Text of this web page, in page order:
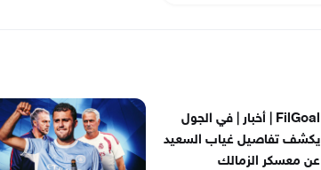
FilGoal | أخبار | في الجول
يكشف تفاصيل غياب السعيد
عن معسكر الزمالك